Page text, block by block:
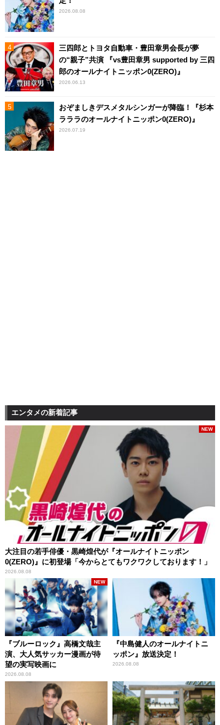
2026.08.08
三四郎とトヨタ自動車・豊田章男会長が夢
の“親子”共演 『vs豊田章男 supported by 三四
郎のオールナイトニッポン0(ZERO)』
2026.06.13
おぞましきデスメタルシンガーが降臨！『杉本
ラララのオールナイトニッポン0(ZERO)』
2026.07.19
エンタメの新着記事
大注目の若手俳優・黒崎煌代が『オールナイトニッポン
0(ZERO)』に初登場「今からとてもワクワクしております！」
2026.08.08
NEW
『ブルーロック』高橋文哉主
演、大人気サッカー漫画が待
望の実写映画に
2026.08.08
NEW
『中島健人のオールナイトニ
ッポン』放送決定！
2026.08.08